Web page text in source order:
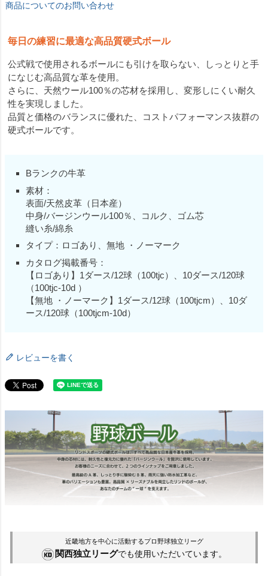
商品についてのお問い合わせ
毎日の練習に最適な高品質硬式ボール
公式戦で使用されるボールにも引けを取らない、しっとりと手
になじむ高品質な革を使用。
さらに、天然ウール100％の芯材を採用し、変形しにくい耐久
性を実現しました。
品質と価格のバランスに優れた、コストパフォーマンス抜群の
硬式ボールです。
Bランクの牛革
素材：
表面/天然皮革（日本産）
中身/バージンウール100％、コルク、ゴム芯
縫い糸/綿糸
タイプ：ロゴあり、無地 ・ノーマーク
カタログ掲載番号：
【ロゴあり】1ダース/12球（100tjc）、10ダース/120球
（100tjc-10d ）
【無地 ・ノーマーク】1ダース/12球（100tjcm）、10ダ
ース/120球（100tjcm-10d）
レビューを書く
近畿地方を中心に活動するプロ野球独立リーグ
関西独立リーグでも使用いただいています。